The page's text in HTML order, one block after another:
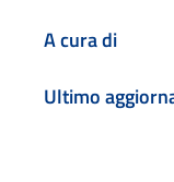
A cura di
Ultimo